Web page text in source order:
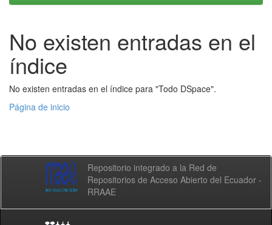
No existen entradas en el
índice
No existen entradas en el índice para "Todo DSpace".
Página de inicio
Repositorio integrado a la Red de
Repositorios de Acceso Abierto del Ecuador -
RRAAE